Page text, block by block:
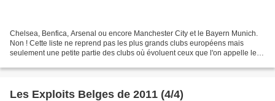
Chelsea, Benfica, Arsenal ou encore Manchester City et le Bayern Munich.
Non ! Cette liste ne reprend pas les plus grands clubs européens mais
seulement une petite partie des clubs où évoluent ceux que l'on appelle les
Les Exploits Belges de 2011 (4/4)